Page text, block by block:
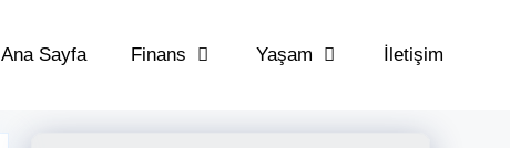
Ana Sayfa Finans Yaşam İletişim